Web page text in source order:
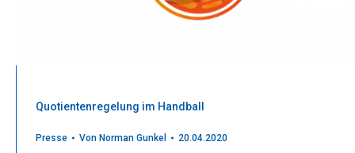
Quotientenregelung im Handball
Presse Von Norman Gunkel 20.04.2020